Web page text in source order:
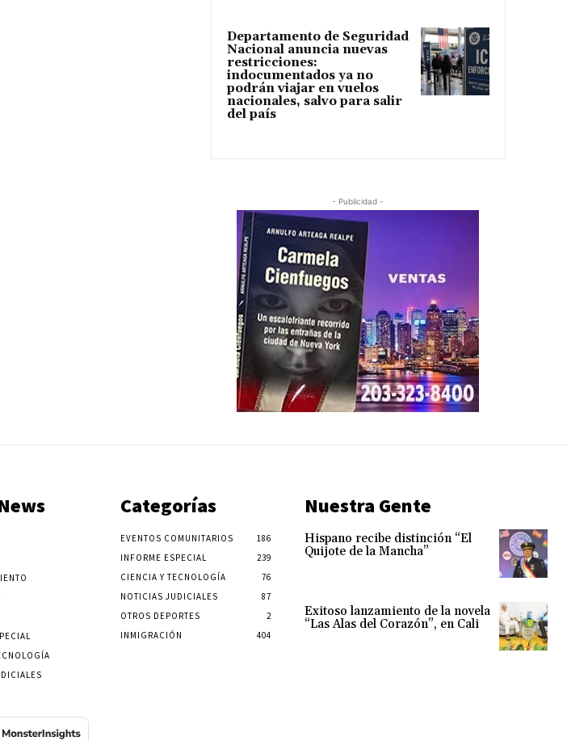
Departamento de Seguridad
Nacional anuncia nuevas
restricciones:
indocumentados ya no
podrán viajar en vuelos
nacionales, salvo para salir
del país
- Publicidad -
Categorías
EVENTOS COMUNITARIOS
186
INFORME ESPECIAL
239
CIENCIA Y TECNOLOGÍA
76
NOTICIAS JUDICIALES
87
OTROS DEPORTES
2
INMIGRACIÓN
404
Nuestra Gente
Hispano recibe distinción “El
Quijote de la Mancha”
Exitoso lanzamiento de la novela
“Las Alas del Corazón”, en Cali